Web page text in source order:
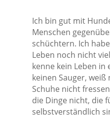
Ich bin gut mit
Menschen
schüchtern. Ich
Leben noch nicht
kenne kein Leben in
keinen Sauger, weiß
Schuhe nicht
die Dinge nicht, die
selbstverständlich